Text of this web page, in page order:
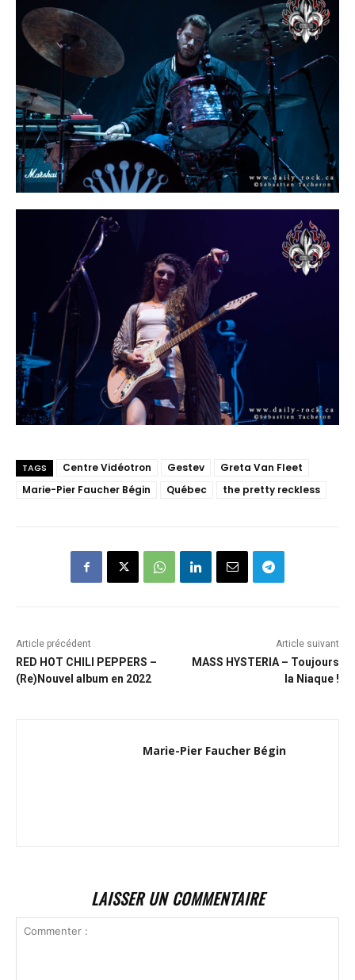
TAGS Centre Vidéotron Gestev
Greta Van Fleet
Marie-Pier Faucher Bégin
Québec the pretty reckless
Article précédent
RED HOT CHILI PEPPERS –
(Re)Nouvel album en 2022
Article suivant
MASS HYSTERIA – Toujours
la Niaque !
Marie-Pier Faucher Bégin
LAISSER UN COMMENTAIRE